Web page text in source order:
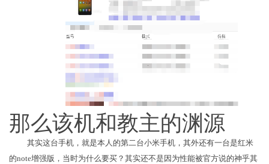
那么该机和教主的渊源
其实这台手机，就是本人的第二台小米手机，其外还有一台是红米
的note增强版，当时为什么要买？其实还不是因为性能被官方说的神乎其